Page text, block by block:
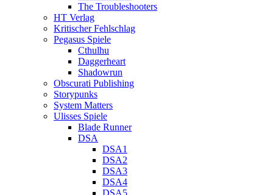
The Troubleshooters
HT Verlag
Kritischer Fehlschlag
Pegasus Spiele
Cthulhu
Daggerheart
Shadowrun
Obscurati Publishing
Storypunks
System Matters
Ulisses Spiele
Blade Runner
DSA
DSA1
DSA2
DSA3
DSA4
DSA5